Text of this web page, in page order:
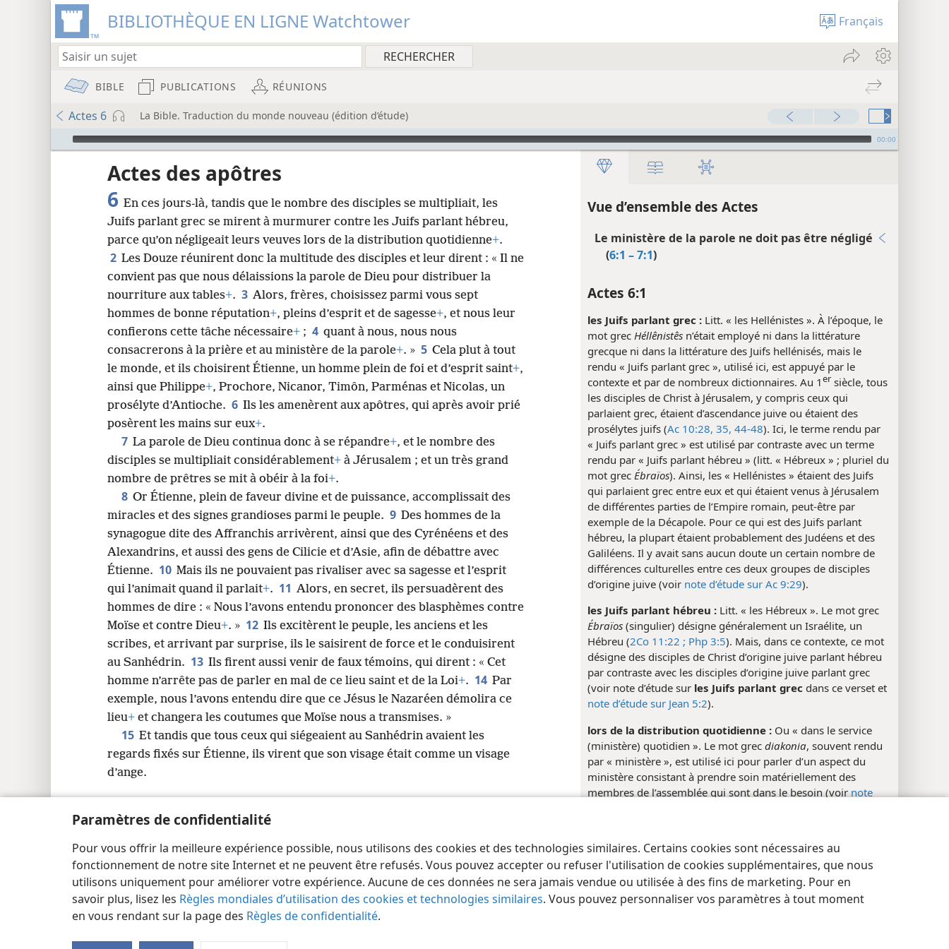
Paramètres de confidentialité
Pour vous offrir la meilleure expérience possible, nous utilisons des cookies et des technologies similaires. Certains cookies sont nécessaires au
fonctionnement de notre site Internet et ne peuvent être refusés. Vous pouvez accepter ou refuser l'utilisation de cookies supplémentaires, que nous
utilisons uniquement pour améliorer votre expérience. Aucune de ces données ne sera jamais vendue ou utilisée à des fins de marketing. Pour en
savoir plus, lisez les Règles mondiales d’utilisation des cookies et technologies similaires. Vous pouvez personnaliser vos paramètres à tout moment
en vous rendant sur la page des Règles de confidentialité.
BIBLIOTHÈQUE EN LIGNE Watchtower Français
BIBLE PUBLICATIONS RÉUNIONS
Actes 6 La Bible. Traduction du monde nouveau (édition d’étude)
Audio Player 00:00
Vue d’ensemble des Actes
Le ministère de la parole ne doit pas être négligé
(6:1 – 7:1)
Actes 6:1
les Juifs parlant grec : Litt. « les Hellénistes ». À l’époque, le
mot grec Héllênistês n’était employé ni dans la littérature
grecque ni dans la littérature des Juifs hellénisés, mais le
rendu « Juifs parlant grec », utilisé ici, est appuyé par le
contexte et par de nombreux dictionnaires. Au 1er siècle, tous
les disciples de Christ à Jérusalem, y compris ceux qui
parlaient grec, étaient d’ascendance juive ou étaient des
prosélytes juifs (Ac 10:28, 35, 44-48). Ici, le terme rendu par
« Juifs parlant grec » est utilisé par contraste avec un terme
rendu par « Juifs parlant hébreu » (litt. « Hébreux » ; pluriel du
mot grec Ébraïos). Ainsi, les « Hellénistes » étaient des Juifs
qui parlaient grec entre eux et qui étaient venus à Jérusalem
de différentes parties de l’Empire romain, peut-être par
exemple de la Décapole. Pour ce qui est des Juifs parlant
hébreu, la plupart étaient probablement des Judéens et des
Galiléens. Il y avait sans aucun doute un certain nombre de
différences culturelles entre ces deux groupes de disciples
d’origine juive (voir note d’étude sur Ac 9:29).
les Juifs parlant hébreu : Litt. « les Hébreux ». Le mot grec
Ébraïos (singulier) désigne généralement un Israélite, un
Hébreu (2Co 11:22 ; Php 3:5). Mais, dans ce contexte, ce mot
désigne des disciples de Christ d’origine juive parlant hébreu
par contraste avec les disciples d’origine juive parlant grec
(voir note d’étude sur les Juifs parlant grec dans ce verset et
note d’étude sur Jean 5:2).
lors de la distribution quotidienne : Ou « dans le service
(ministère) quotidien ». Le mot grec diakonia, souvent rendu
par « ministère », est utilisé ici pour parler d’un aspect du
ministère consistant à prendre soin matériellement des
membres de l’assemblée qui sont dans le besoin (voir note
Documents multimédias
Inscription de Théodotos, à l’intention des Juifs
Actes des apôtres
6 En ces jours-là, tandis que le nombre des disciples se multipliait, les
Juifs parlant grec se mirent à murmurer contre les Juifs parlant hébreu,
parce qu’on négligeait leurs veuves lors de la distribution quotidienne+.
2 Les Douze réunirent donc la multitude des disciples et leur dirent : « Il ne
convient pas que nous délaissions la parole de Dieu pour distribuer la
nourriture aux tables+. 3 Alors, frères, choisissez parmi vous sept
hommes de bonne réputation+, pleins d’esprit et de sagesse+, et nous leur
confierons cette tâche nécessaire+ ; 4 quant à nous, nous nous
consacrerons à la prière et au ministère de la parole+. » 5 Cela plut à tout
le monde, et ils choisirent Étienne, un homme plein de foi et d’esprit saint+,
ainsi que Philippe+, Prochore, Nicanor, Timôn, Parménas et Nicolas, un
prosélyte d’Antioche. 6 Ils les amenèrent aux apôtres, qui après avoir prié
posèrent les mains sur eux+.
7 La parole de Dieu continua donc à se répandre+, et le nombre des
disciples se multipliait considérablement+ à Jérusalem ; et un très grand
nombre de prêtres se mit à obéir à la foi+.
8 Or Étienne, plein de faveur divine et de puissance, accomplissait des
miracles et des signes grandioses parmi le peuple. 9 Des hommes de la
synagogue dite des Affranchis arrivèrent, ainsi que des Cyrénéens et des
Alexandrins, et aussi des gens de Cilicie et d’Asie, afin de débattre avec
Étienne. 10 Mais ils ne pouvaient pas rivaliser avec sa sagesse et l’esprit
qui l’animait quand il parlait+. 11 Alors, en secret, ils persuadèrent des
hommes de dire : « Nous l’avons entendu prononcer des blasphèmes contre
Moïse et contre Dieu+. » 12 Ils excitèrent le peuple, les anciens et les
scribes, et arrivant par surprise, ils le saisirent de force et le conduisirent
au Sanhédrin. 13 Ils firent aussi venir de faux témoins, qui dirent : « Cet
homme n’arrête pas de parler en mal de ce lieu saint et de la Loi+. 14 Par
exemple, nous l’avons entendu dire que ce Jésus le Nazaréen démolira ce
lieu+ et changera les coutumes que Moïse nous a transmises. »
15 Et tandis que tous ceux qui siégeaient au Sanhédrin avaient les
regards fixés sur Étienne, ils virent que son visage était comme un visage
d’ange.
Copyright© 2026 Watch Tower Bible and Tract Society of Pennsylvania Conditions d’utilisation Règles de confidentialité Paramètres de confidentialité JW.ORG Se connecter